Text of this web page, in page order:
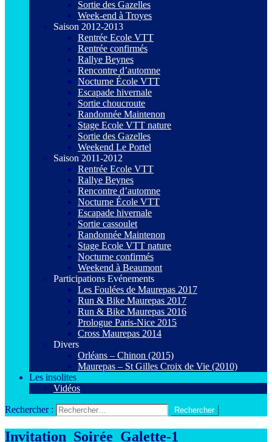
Sortie des Gazelles
Week-end à Troyes
Saison 2012-2013
Rentrée Ecole VTT
Rentrée confirmés
Rallye Beynes
Rencontre d’automne
Nocturne École VTT
Escapade hivernale
Sortie choucroute
Randonnée Maintenon
Stage Ecole VTT nature
Sortie des Gazelles
Weekend Le Portel
Saison 2011-2012
Rentrée Ecole VTT
Rallye Beynes
Rencontre d’automne
Nocturne École VTT
Escapade hivernale
Sortie cassoulet
Randonnée Maintenon
Stage Ecole VTT nature
Nocturne confirmés
Weekend à Beaumont
Participations Evénements
Les Foulées de Maurepas 2017
Run & Bike Maurepas 2017
Run & Bike Maurepas 2016
Prologue Paris-Nice 2015
Cross Maurepas 2014
Divers
Orléans – Chinon (2015)
Maurepas – St Gilles Croix de Vie (2010)
Les insolites
Vidéos
Rechercher :
Invitation_Soirée_Galette-1